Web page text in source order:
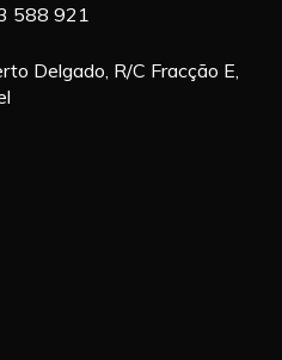
588 921
Delgado, R/C Fracção E,